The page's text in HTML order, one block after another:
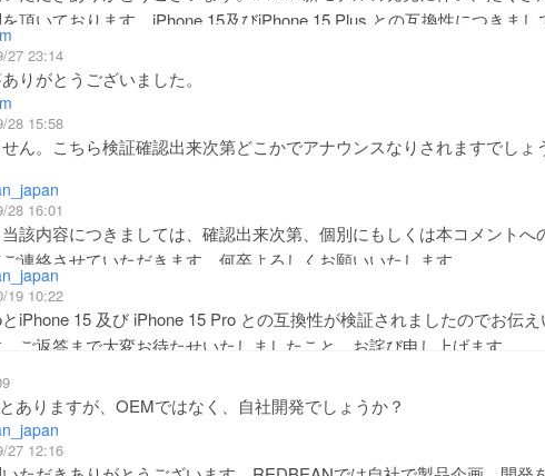
頂いております。iPhone 15及びiPhone 15 Plus との互換性につきまし
中でございます。大変お手数をおかけいたしますが、もうしばらくお
ますと幸いです。何卒ご理解のほどよろしくお願いいたします。
27 23:14
りがとうございました。
28 15:58
ん。こちら検証確認出来次第どこかでアナウンスなりされますでしょ
28 16:01
該内容につきましては、確認出来次第、個別にもしくは本コメントへ
連絡させていただきます。何卒よろしくお願いいたします。
19 10:22
iPhone 15 及び iPhone 15 Pro との互換性が検証されましたのでお伝え
ご返答まで大変お待たせいたしましたこと、お詫び申し上げます。
、iPhone 15 及び iPhone 15 Proでも問題なくご利用いただけます。
機会にお買い求めいただけますと幸いです。
変わらぬご関心のほどよろしくお願いいたします。
とありますが、OEMではなく、自社開発でしょうか？
27 12:16